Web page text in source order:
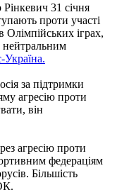
31 січня
проти участі
Олімпійських іграх,
нейтральним
Україна.
за підтримки
агресію проти
він
агресію проти
федераціям
Більшість